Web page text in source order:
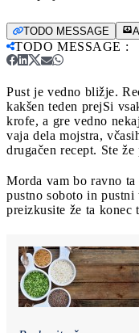
TODO MESSAGE
TODO MESSAGE :
Pust je vedno bližje.
kakšen teden prejSi
krofe, a gre vedno
vaja dela mojstra,
drugačen recept. Ste
Morda vam bo ravno
pustno soboto in
preizkusite že ta konec